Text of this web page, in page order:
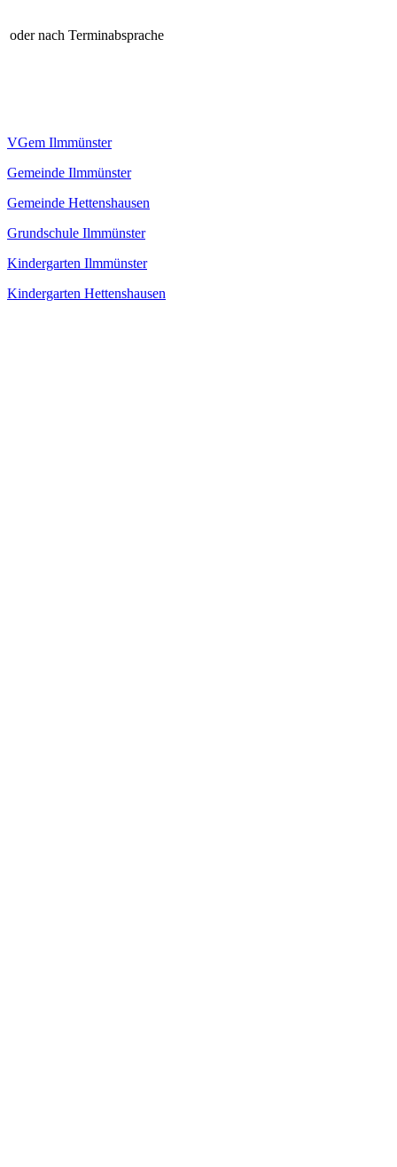
oder nach Terminabsprache
VGem Ilmmünster
Gemeinde Ilmmünster
Gemeinde Hettenshausen
Grundschule Ilmmünster
Kindergarten Ilmmünster
Kindergarten Hettenshausen